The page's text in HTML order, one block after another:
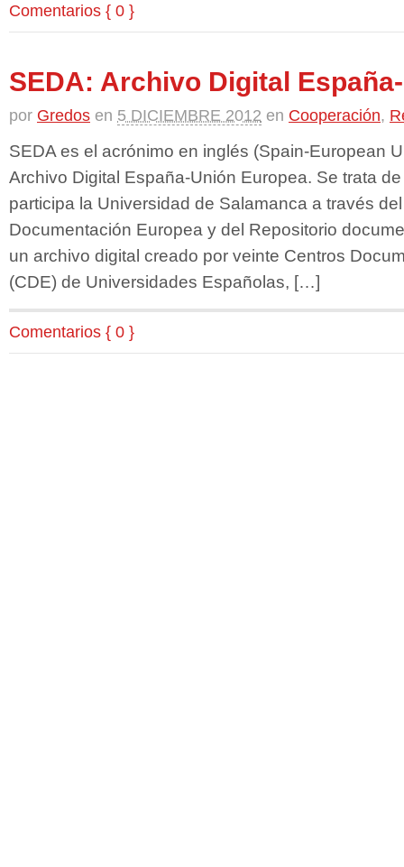
Comentarios { 0 }
SEDA: Archivo Digital
por Gredos en 5 DICIEMBRE 2012 en Cooperación,
SEDA es el acrónimo en inglés (Spain-European
Archivo Digital España-Unión Europea. Se trata
participa la Universidad de Salamanca a través
Documentación Europea y del Repositorio
un archivo digital creado por veinte Centros
(CDE) de Universidades Españolas, […]
Comentarios { 0 }